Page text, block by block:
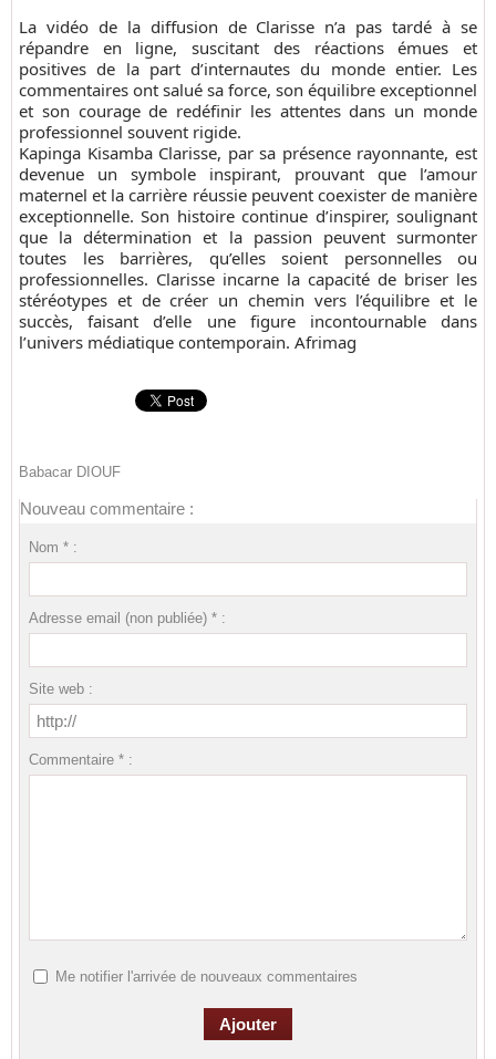
La vidéo de la diffusion de Clarisse n’a pas tardé à se
répandre en ligne, suscitant des réactions émues et
positives de la part d’internautes du monde entier. Les
commentaires ont salué sa force, son équilibre exceptionnel
et son courage de redéfinir les attentes dans un monde
professionnel souvent rigide.
Kapinga Kisamba Clarisse, par sa présence rayonnante, est
devenue un symbole inspirant, prouvant que l’amour
maternel et la carrière réussie peuvent coexister de manière
exceptionnelle. Son histoire continue d’inspirer, soulignant
que la détermination et la passion peuvent surmonter
toutes les barrières, qu’elles soient personnelles ou
professionnelles. Clarisse incarne la capacité de briser les
stéréotypes et de créer un chemin vers l’équilibre et le
succès, faisant d’elle une figure incontournable dans
l’univers médiatique contemporain. Afrimag
Babacar DIOUF
Nouveau commentaire :
Nom * :
Adresse email (non publiée) * :
Site web :
Commentaire * :
Me notifier l'arrivée de nouveaux commentaires